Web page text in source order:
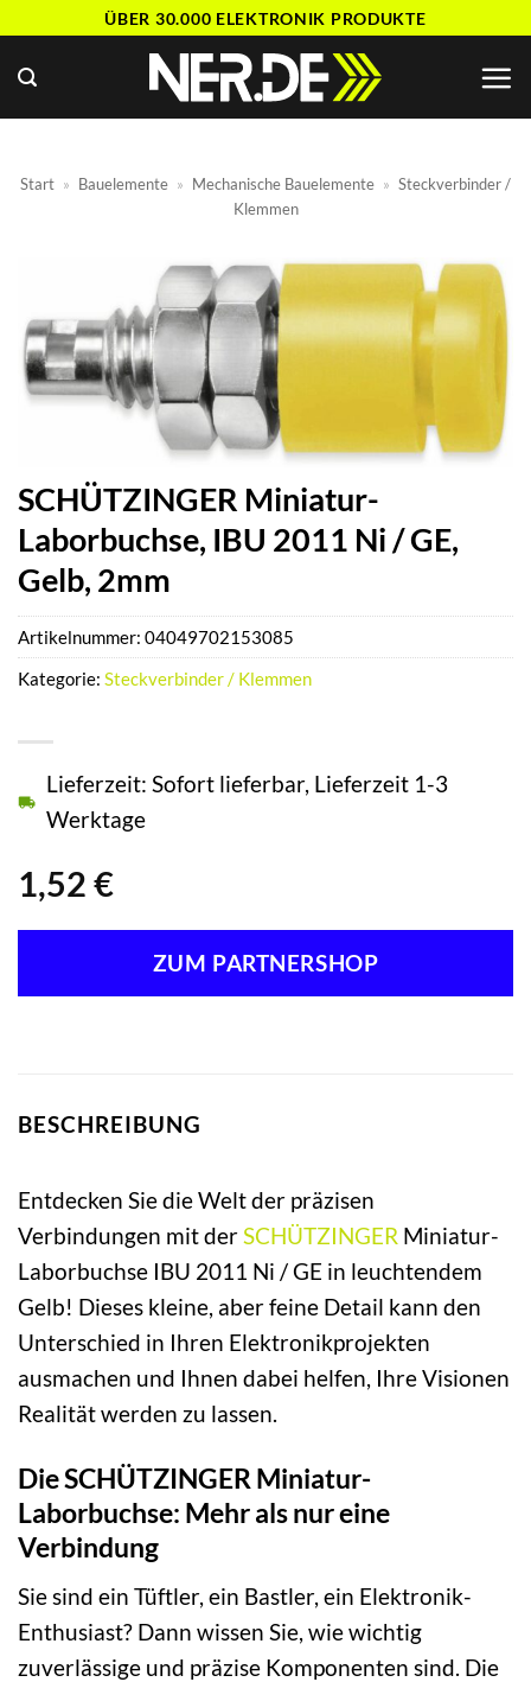
springen
ÜBER 30.000 ELEKTRONIK PRODUKTE
Start » Bauelemente » Mechanische Bauelemente » Steckverbinder /
Klemmen
SCHÜTZINGER Miniatur-
Laborbuchse, IBU 2011 Ni / GE,
Gelb, 2mm
1,52 €
Lieferzeit: Sofort lieferbar, Lieferzeit 1-3
Werktage
ZUM PARTNERSHOP
Artikelnummer: 04049702153085
Kategorie: Steckverbinder / Klemmen
BESCHREIBUNG
Entdecken Sie die Welt der präzisen
Verbindungen mit derSCHÜTZINGER Miniatur-
Laborbuchse IBU 2011 Ni / GE in leuchtendem
Gelb! Dieses kleine, aber feine Detail kann den
Unterschied in Ihren Elektronikprojekten
ausmachen und Ihnen dabei helfen, Ihre Visionen
Realität werden zu lassen.
Die SCHÜTZINGER Miniatur-
Laborbuchse: Mehr als nur eine
Verbindung
Sie sind ein Tüftler, ein Bastler, ein Elektronik-
Enthusiast? Dann wissen Sie, wie wichtig
zuverlässige und präzise Komponenten sind. Die